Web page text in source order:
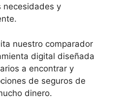
necesidades y
nuestro comparador
digital diseñada
a encontrar y
de seguros de
dinero.